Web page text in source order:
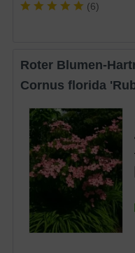
(6)
Roter Blumen-
Cornus florida